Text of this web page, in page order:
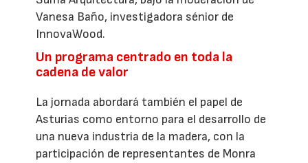
Vanesa Baño, investigadora sénior de
InnovaWood.
Un programa centrado en toda la
cadena de valor
La jornada abordará también el papel de
Asturias como entorno para el desarrollo de
una nueva industria de la madera, con la
participación de representantes de Monra